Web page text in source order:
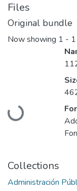
Files
Original bundle
Now showing 1 -
Loading...
Collections
Administración